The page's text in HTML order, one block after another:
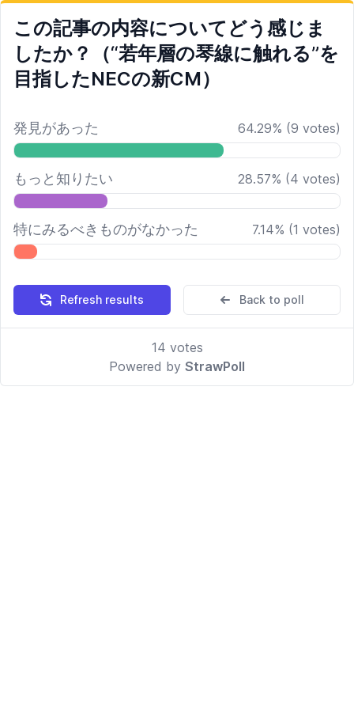
この記事の内容についてどう感じま
したか？（“若年層の琴線に触れる”を
目指したNECの新CM）
発見があった 64.29% (9 votes)
もっと知りたい 28.57% (4 votes)
特にみるべきものがなかった 7.14% (1 votes)
Refresh results Back to poll
14 votes
Powered by StrawPoll